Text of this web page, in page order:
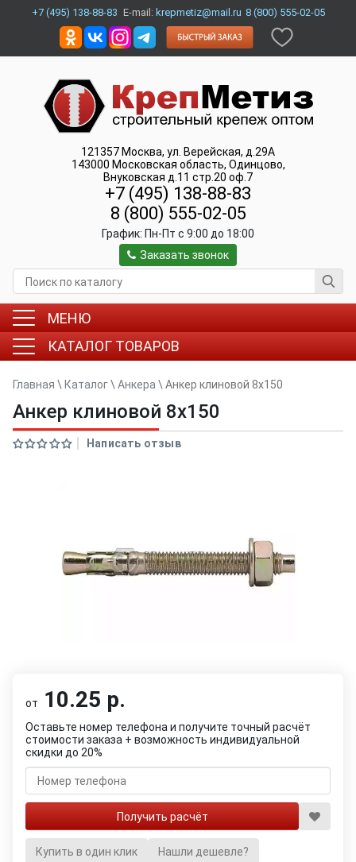
+7 (495) 138-88-83 E-mail: krepmetiz@mail.ru 8 (800) 555-02-05
121357 Москва, ул. Верейская, д.29А
143000 Московская область, Одинцово,
Внуковская д.11 стр.20 оф.7
+7 (495) 138-88-83
8 (800) 555-02-05
График: Пн-Пт c 9:00 до 18:00
Заказать звонок
МЕНЮ
КАТАЛОГ ТОВАРОВ
Главная \ Каталог\ Анкера \ Анкер клиновой 8x150
Анкер клиновой 8x150
Написать отзыв
от 10.25 р.
Оставьте номер телефона и получите точный расчёт
стоимости заказа + возможность индивидуальной
скидки до 20%
Купить в один клик Нашли дешевле?